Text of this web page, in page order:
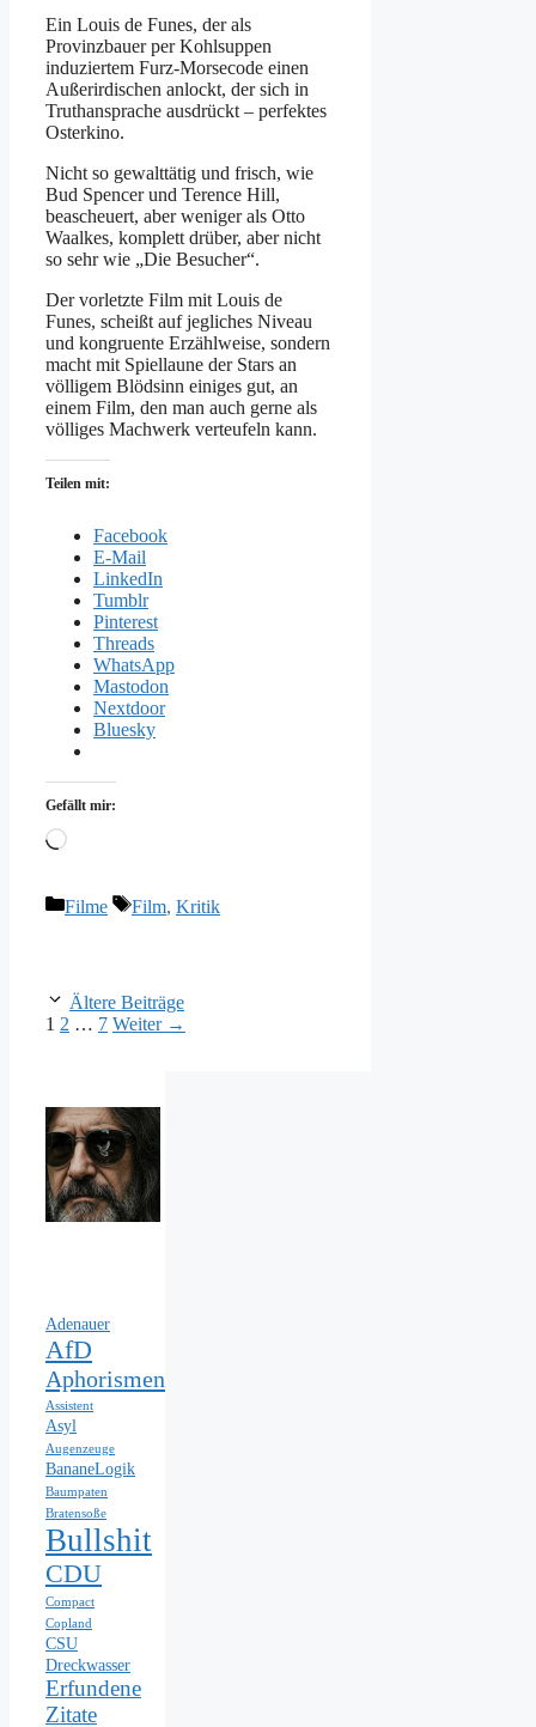
Ein Louis de Funes, der als
Provinzbauer per Kohlsuppen
induziertem Furz-Morsecode einen
Außerirdischen anlockt, der sich in
Truthansprache ausdrückt – perfektes
Osterkino.
Nicht so gewalttätig und frisch, wie
Bud Spencer und Terence Hill,
beascheuert, aber weniger als Otto
Waalkes, komplett drüber, aber nicht
so sehr wie „Die Besucher“.
Der vorletzte Film mit Louis de
Funes, scheißt auf jegliches Niveau
und kongruente Erzählweise, sondern
macht mit Spiellaune der Stars an
völligem Blödsinn einiges gut, an
einem Film, den man auch gerne als
völliges Machwerk verteufeln kann.
Teilen mit:
Facebook
E-Mail
LinkedIn
Tumblr
Pinterest
Threads
WhatsApp
Mastodon
Nextdoor
Bluesky
Gefällt mir:
Wird
Kategorien
Filme Schlagwörter
Film, Kritik
Ältere Beiträge
Seite
1 Seite
2 … Seite
7 Weiter →
Adenauer
AfD
Aphorismen
Assistent
Asyl
Augenzeuge
BananeLogik
Baumpaten
Bratensoße
Bullshit
CDU
Compact
Copland
CSU
Dreckwasser
Erfundene
Zitate